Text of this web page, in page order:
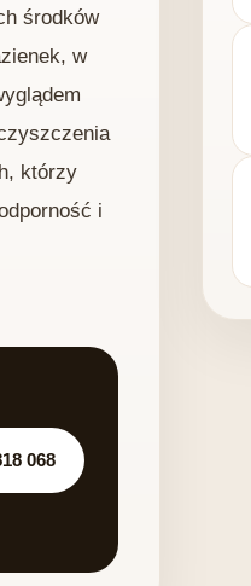
środków
w
którzy
i
068